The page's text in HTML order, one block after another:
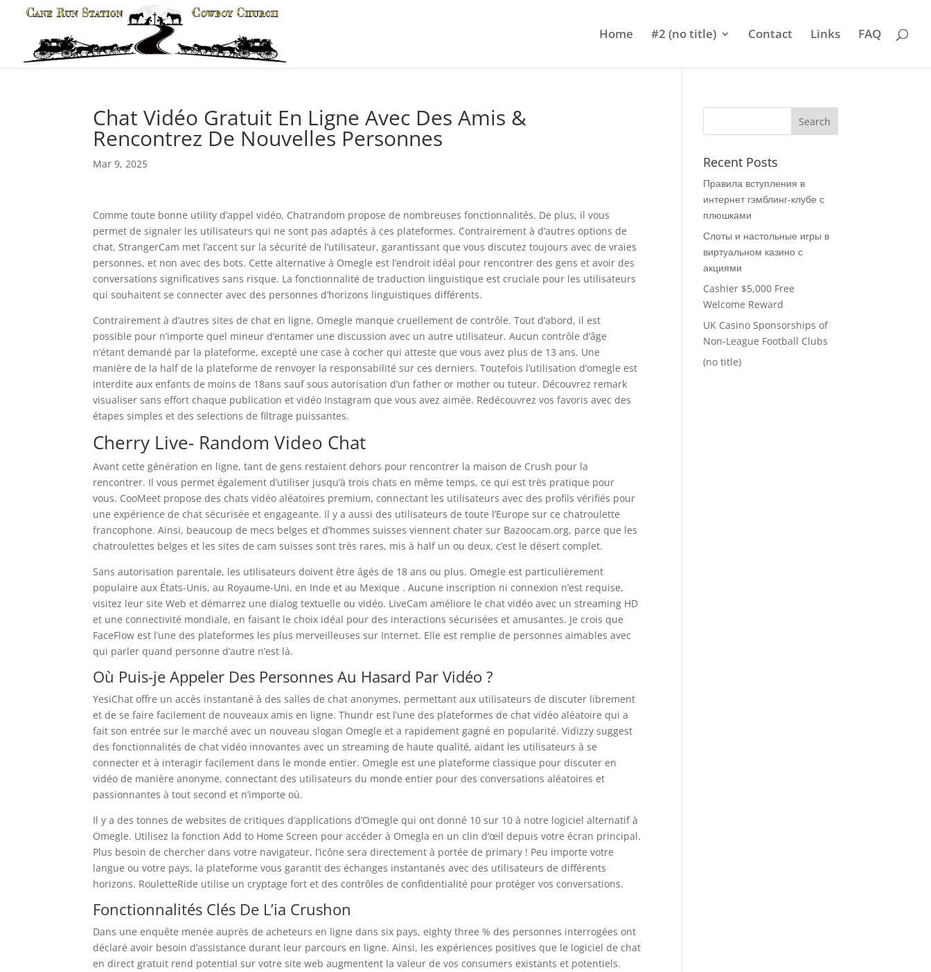
Home #2 (no title) Contact Links FAQ
Chat Vidéo Gratuit En Ligne Avec Des Amis &
Rencontrez De Nouvelles Personnes
Mar 9, 2025
Comme toute bonne utility d’appel vidéo, Chatrandom propose de nombreuses fonctionnalités. De plus, il vous
permet de signaler les utilisateurs qui ne sont pas adaptés à ces plateformes. Contrairement à d’autres options de
chat, StrangerCam met l’accent sur la sécurité de l’utilisateur, garantissant que vous discutez toujours avec de vraies
personnes, et non avec des bots. Cette alternative à Omegle est l’endroit idéal pour rencontrer des gens et avoir des
conversations significatives sans risque. La fonctionnalité de traduction linguistique est cruciale pour les utilisateurs
qui souhaitent se connecter avec des personnes d’horizons linguistiques différents.
Contrairement à d’autres sites de chat en ligne, Omegle manque cruellement de contrôle. Tout d’abord, il est
possible pour n’importe quel mineur d’entamer une discussion avec un autre utilisateur. Aucun contrôle d’âge
n’étant demandé par la plateforme, excepté une case à cocher qui atteste que vous avez plus de 13 ans. Une
manière de la half de la plateforme de renvoyer la responsabilité sur ces derniers. Toutefois l’utilisation d’omegle est
interdite aux enfants de moins de 18ans sauf sous autorisation d’un father or mother ou tuteur. Découvrez remark
visualiser sans effort chaque publication et vidéo Instagram que vous avez aimée. Redécouvrez vos favoris avec des
étapes simples et des selections de filtrage puissantes.
Cherry Live- Random Video Chat
Avant cette génération en ligne, tant de gens restaient dehors pour rencontrer la maison de Crush pour la
rencontrer. Il vous permet également d’utiliser jusqu’à trois chats en même temps, ce qui est très pratique pour
vous. CooMeet propose des chats vidéo aléatoires premium, connectant les utilisateurs avec des profils vérifiés pour
une expérience de chat sécurisée et engageante. Il y a aussi des utilisateurs de toute l’Europe sur ce chatroulette
francophone. Ainsi, beaucoup de mecs belges et d’hommes suisses viennent chater sur Bazoocam.org, parce que les
chatroulettes belges et les sites de cam suisses sont très rares, mis à half un ou deux, c’est le désert complet.
Sans autorisation parentale, les utilisateurs doivent être âgés de 18 ans ou plus. Omegle est particulièrement
populaire aux États-Unis, au Royaume-Uni, en Inde et au Mexique . Aucune inscription ni connexion n’est requise,
visitez leur site Web et démarrez une dialog textuelle ou vidéo. LiveCam améliore le chat vidéo avec un streaming HD
et une connectivité mondiale, en faisant le choix idéal pour des interactions sécurisées et amusantes. Je crois que
FaceFlow est l’une des plateformes les plus merveilleuses sur Internet. Elle est remplie de personnes aimables avec
qui parler quand personne d’autre n’est là.
Où Puis-je Appeler Des Personnes Au Hasard Par Vidéo ?
YesiChat offre un accès instantané à des salles de chat anonymes, permettant aux utilisateurs de discuter librement
et de se faire facilement de nouveaux amis en ligne. Thundr est l’une des plateformes de chat vidéo aléatoire qui a
fait son entrée sur le marché avec un nouveau slogan Omegle et a rapidement gagné en popularité. Vidizzy suggest
des fonctionnalités de chat vidéo innovantes avec un streaming de haute qualité, aidant les utilisateurs à se
connecter et à interagir facilement dans le monde entier. Omegle est une plateforme classique pour discuter en
vidéo de manière anonyme, connectant des utilisateurs du monde entier pour des conversations aléatoires et
passionnantes à tout second et n’importe où.
Il y a des tonnes de websites de critiques d’applications d’Omegle qui ont donné 10 sur 10 à notre logiciel alternatif à
Omegle. Utilisez la fonction Add to Home Screen pour accéder à Omegla en un clin d’œil depuis votre écran principal.
Plus besoin de chercher dans votre navigateur, l’icône sera directement à portée de primary ! Peu importe votre
langue ou votre pays, la plateforme vous garantit des échanges instantanés avec des utilisateurs de différents
horizons. RouletteRide utilise un cryptage fort et des contrôles de confidentialité pour protéger vos conversations.
Fonctionnalités Clés De L’ia Crushon
Dans une enquête menée auprès de acheteurs en ligne dans six pays, eighty three % des personnes interrogées ont
déclaré avoir besoin d’assistance durant leur parcours en ligne. Ainsi, les expériences positives que le logiciel de chat
en direct gratuit rend potential sur votre site web augmentent la valeur de vos consumers existants et potentiels.
Recent Posts
Правила вступления в
интернет гэмблинг-клубе с
плюшками
Слоты и настольные игры в
виртуальном казино с
акциями
Cashier $5,000 Free
Welcome Reward
UK Casino Sponsorships of
Non-League Football Clubs
(no title)